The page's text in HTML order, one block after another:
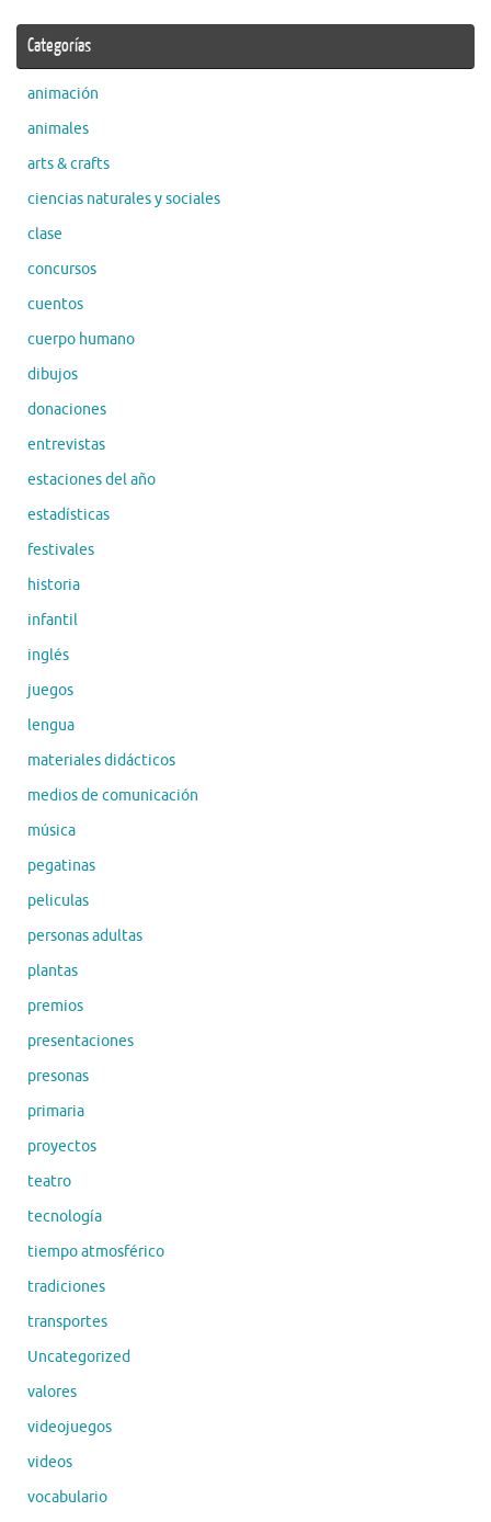
Categorías
animación
animales
arts & crafts
ciencias naturales y sociales
clase
concursos
cuentos
cuerpo humano
dibujos
donaciones
entrevistas
estaciones del año
estadísticas
festivales
historia
infantil
inglés
juegos
lengua
materiales didácticos
medios de comunicación
música
pegatinas
peliculas
personas adultas
plantas
premios
presentaciones
presonas
primaria
proyectos
teatro
tecnología
tiempo atmosférico
tradiciones
transportes
Uncategorized
valores
videojuegos
videos
vocabulario